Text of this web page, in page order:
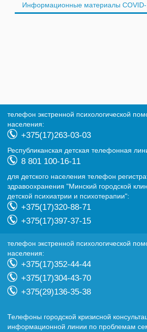
Информационные материалы
телефон экстренной психологической
населения:
+375(17)263-03-03
Республиканская детская телефонная
8 801 100-16-11
для детского населения телефон
здравоохранения "Минский городской
детской психиатрии и психотерапии":
+375(17)320-88-71
+375(17)397-37-15
телефон экстренной психологической
населения:
+375(17)352-44-44
+375(17)304-43-70
+375(29)136-35-38
Телефоны городской кризисной
информационной линии по проблемам